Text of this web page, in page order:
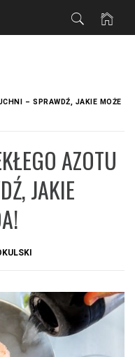
– SPRAWDŹ, JAKIE MOŻE
AZOTU
JAKIE